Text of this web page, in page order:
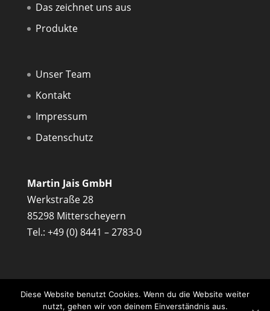
Das zeichnet uns aus
Produkte
Unser Team
Kontakt
Impressum
Datenschutz
Martin Jais GmbH
Werkstraße 28
85298 Mitterscheyern
Tel.: +49 (0) 8441 – 2783-0
Diese Website benutzt Cookies. Wenn du die Website weiter
nutzt, gehen wir von deinem Einverständnis aus.